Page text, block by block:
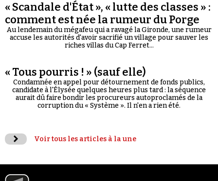
« Scandale d'État », « lutte des classes » :
comment est née la rumeur du Porge
Au lendemain du mégafeu qui a ravagé la Gironde, une rumeur
accuse les autorités d'avoir sacrifié un village pour sauver les
riches villas du Cap Ferret...
« Tous pourris ! » (sauf elle)
Condamnée en appel pour détournement de fonds publics,
candidate à l'Élysée quelques heures plus tard : la séquence
aurait dû faire bondir les procureurs autoproclamés de la
corruption du « Système ». Il n'en a rien été.
Voir tous les articles à la une